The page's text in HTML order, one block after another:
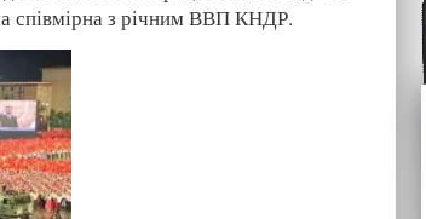
співмірна з річним ВВП КНДР.